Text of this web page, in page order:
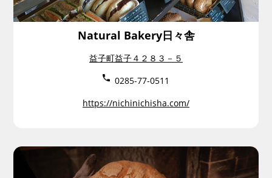
Natural Bakery日々舎
益子町益子４２８３－５
0285-77-0511
https://nichinichisha.com/